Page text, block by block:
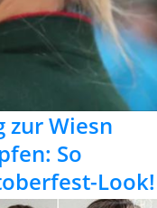
Wiesn
So
Look!